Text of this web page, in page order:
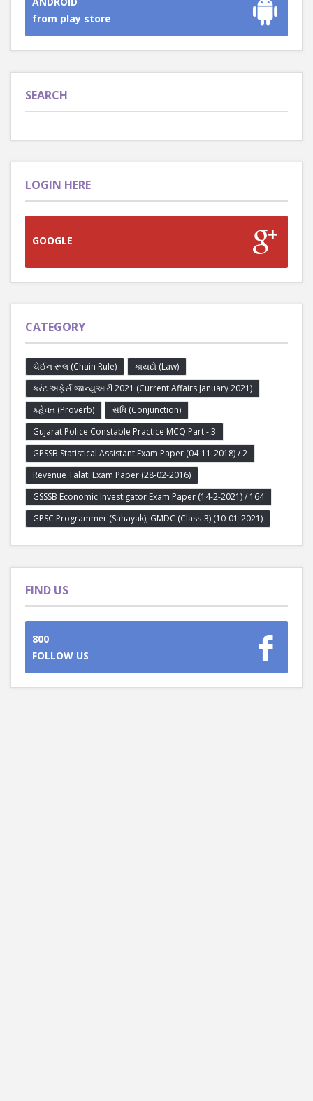
from play store
SEARCH
LOGIN HERE
GOOGLE
CATEGORY
ચેઈન રૂલ (Chain Rule)
કાયદો (Law)
કરંટ અફેર્સ જાન્યુઆરી 2021 (Current Affairs January 2021)
કહેવત (Proverb)
સંધિ (Conjunction)
Gujarat Police Constable Practice MCQ Part - 3
GPSSB Statistical Assistant Exam Paper (04-11-2018) / 2
Revenue Talati Exam Paper (28-02-2016)
GSSSB Economic Investigator Exam Paper (14-2-2021) / 164
GPSC Programmer (Sahayak), GMDC (Class-3) (10-01-2021)
FIND US
800
FOLLOW US